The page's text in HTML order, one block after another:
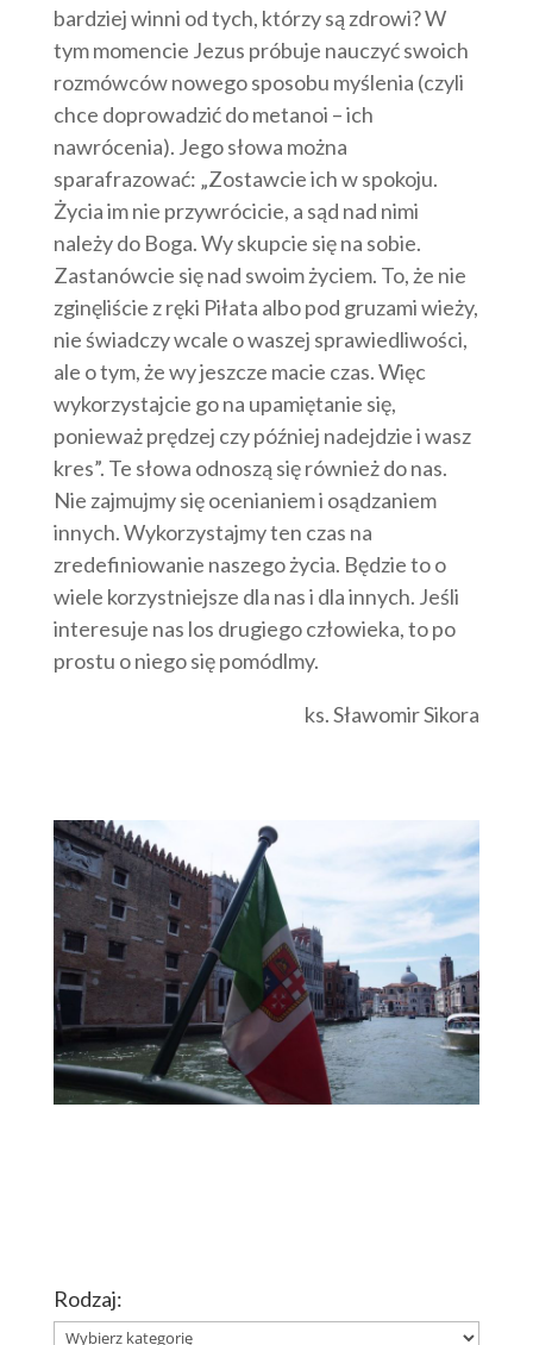
bardziej winni od tych, którzy są zdrowi? W
tym momencie Jezus próbuje nauczyć swoich
rozmówców nowego sposobu myślenia (czyli
chce doprowadzić do metanoi – ich
nawrócenia). Jego słowa można
sparafrazować: „Zostawcie ich w spokoju.
Życia im nie przywrócicie, a sąd nad nimi
należy do Boga. Wy skupcie się na sobie.
Zastanówcie się nad swoim życiem. To, że nie
zginęliście z ręki Piłata albo pod gruzami wieży,
nie świadczy wcale o waszej sprawiedliwości,
ale o tym, że wy jeszcze macie czas. Więc
wykorzystajcie go na upamiętanie się,
ponieważ prędzej czy później nadejdzie i wasz
kres”. Te słowa odnoszą się również do nas.
Nie zajmujmy się ocenianiem i osądzaniem
innych. Wykorzystajmy ten czas na
zredefiniowanie naszego życia. Będzie to o
wiele korzystniejsze dla nas i dla innych. Jeśli
interesuje nas los drugiego człowieka, to po
prostu o niego się pomódlmy.
ks. Sławomir Sikora
Rodzaj:
Rodzaj: